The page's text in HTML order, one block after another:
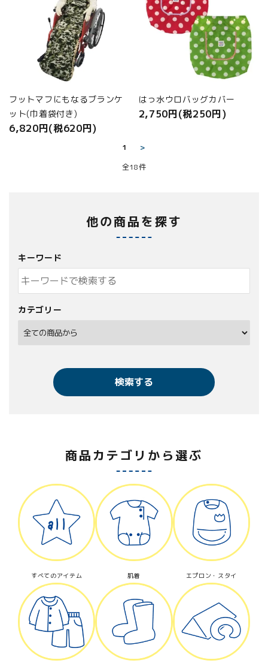
フットマフにもなるブランケ
ット(巾着袋付き)
6,820円(税620円)
はっ水ウロバッグカバー
2,750円(税250円)
1
>
全18件
他の商品を探す
キーワード
カテゴリー
検索する
カテゴリー
検索する
商品カテゴリから選ぶ
すべてのアイテム 肌着 エプロン・スタイ